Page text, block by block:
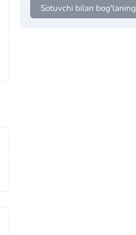
Sotuvchi bilan bog'laning